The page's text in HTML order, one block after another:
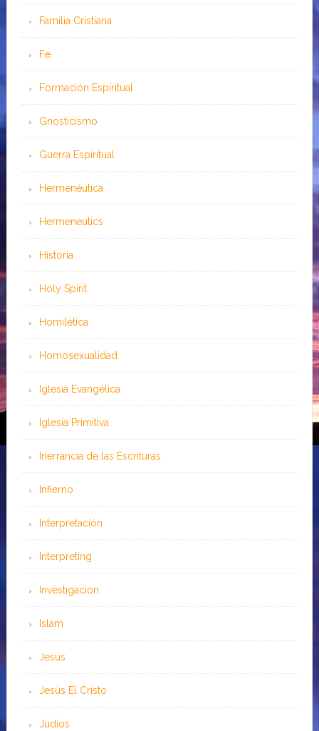
Familia Cristiana
Fe
Formación Espiritual
Gnosticismo
Guerra Espiritual
Hermenéutica
Hermeneutics
Historia
Holy Spirit
Homilética
Homosexualidad
Iglesia Evangélica
Iglesia Primitiva
Inerrancia de las Escrituras
Infierno
Interpretación
Interpreting
Investigación
Islam
Jesús
Jesús El Cristo
Judíos